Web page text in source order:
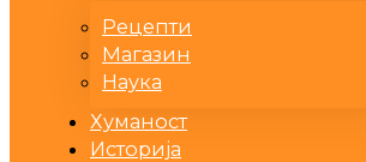
Рецепти
Магазин
Наука
Хуманост
Историја